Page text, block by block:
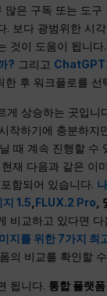
많은 구독 또는 도구
. 보다 광범위한 시
것이 도움이 됩니다.
? 그리고 ChatGPT
한 후 워크플로를 선
게 상승하는 곳입니
작하기에 충분하지
때 계속 진행할 수
재 다음과 같은 이
함되어 있습니다.
1.5 FLUX.2 Pro ,
비교하고 있다면
지를 위한 7가지
의 비교를 확인할
됩니다. 통합 플랫폼